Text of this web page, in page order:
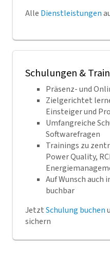
Alle Dienstleistungen
Schulungen &
Präsenz- und
Zielgerichtet
Einsteiger und
Umfangreiche
Softwarefragen
Trainings zu
Power Quality,
Auf Wunsch auch
buchbar
JetztSchulung buchen
sichern